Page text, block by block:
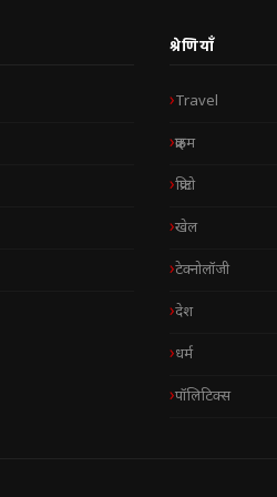
श्रेणियाँ
Travel
क्राइम
क्रिप्टो
खेल
टेक्नोलॉजी
देश
धर्म
पॉलिटिक्स